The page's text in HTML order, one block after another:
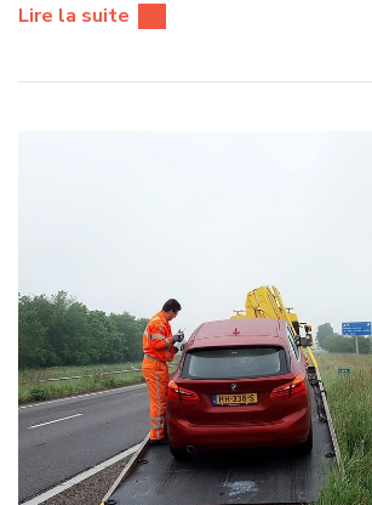
Lire la suite